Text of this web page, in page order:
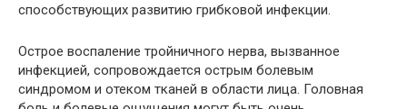
способствующих развитию грибковой инфекции.
Острое воспаление тройничного нерва, вызванное
инфекцией, сопровождается острым болевым
синдромом и отеком тканей в области лица. Головная